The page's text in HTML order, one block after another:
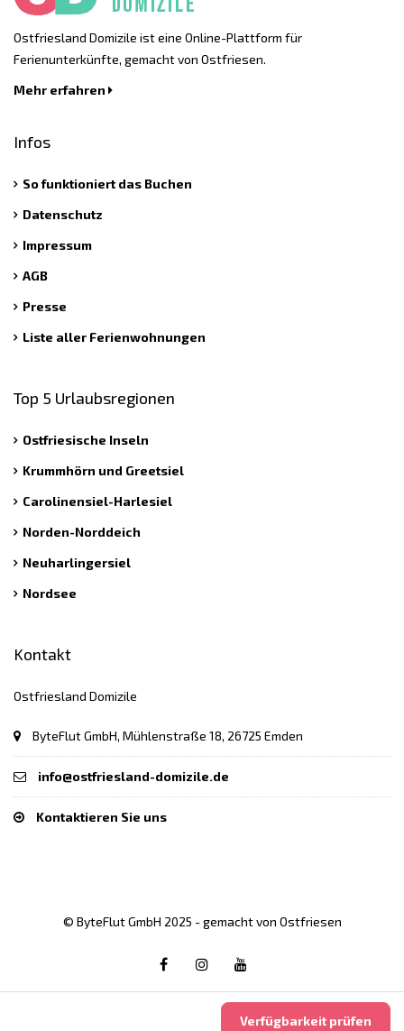
Verfügbarkeit prüfen
Ostfriesland Domizile ist eine Online-Plattform für
Ferienunterkünfte, gemacht von Ostfriesen.
Mehr erfahren
Infos
So funktioniert das Buchen
Datenschutz
Impressum
AGB
Presse
Liste aller Ferienwohnungen
Top 5 Urlaubsregionen
Ostfriesische Inseln
Krummhörn und Greetsiel
Carolinensiel-Harlesiel
Norden-Norddeich
Neuharlingersiel
Nordsee
Kontakt
Ostfriesland Domizile
ByteFlut GmbH, Mühlenstraße 18, 26725 Emden
info@ostfriesland-domizile.de
Kontaktieren Sie uns
© ByteFlut GmbH 2025 - gemacht von Ostfriesen